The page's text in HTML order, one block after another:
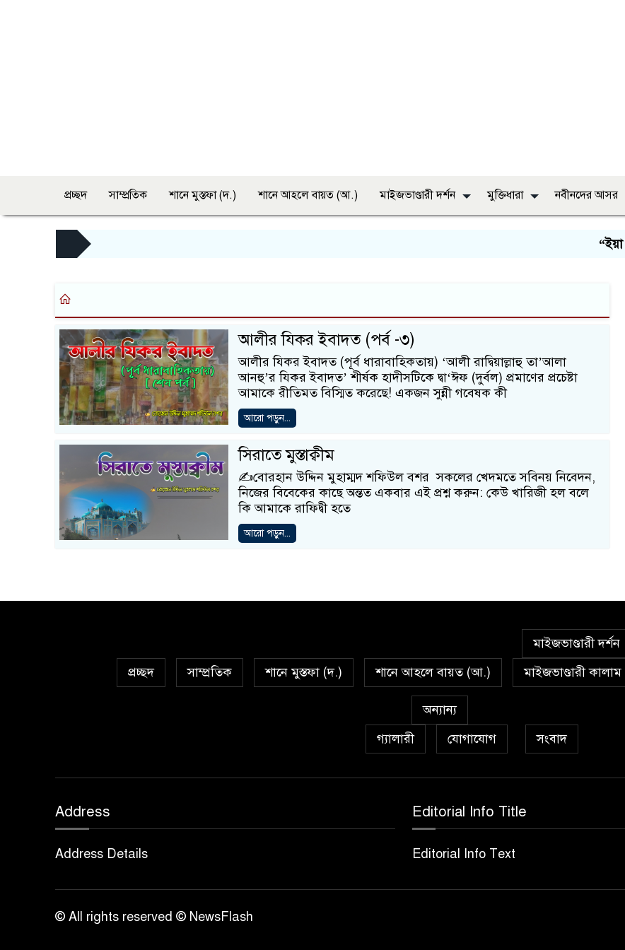
প্রচ্ছদ সাম্প্রতিক শানে মুস্তফা (দ.) শানে আহলে বায়ত (আ.) মাইজভাণ্ডারী দর্শন মুক্তিধারা নবীনদের আসর
“ইয়া
আলীর যিকর ইবাদত (পর্ব -৩)
আলীর যিকর ইবাদত (পূর্ব ধারাবাহিকতায়) ‘আলী রাদ্বিয়াল্লাহু তা’আলা
আনহু’র যিকর ইবাদত’ শীর্ষক হাদীসটিকে দ্বা‘ঈফ (দুর্বল) প্রমাণের প্রচেষ্টা
আমাকে রীতিমত বিস্মিত করেছে! একজন সুন্নী গবেষক কী
আরো পড়ুন...
সিরাতে মুস্তাক্বীম
✍️বোরহান উদ্দিন মুহাম্মদ শফিউল বশর সকলের খেদমতে সবিনয় নিবেদন,
নিজের বিবেকের কাছে অন্তত একবার এই প্রশ্ন করুন: কেউ খারিজী হল বলে
কি আমাকে রাফিদ্বী হতে
আরো পড়ুন...
প্রচ্ছদ সাম্প্রতিক শানে মুস্তফা (দ.) শানে আহলে বায়ত (আ.)
মাইজভাণ্ডারী দর্শন
মাইজভাণ্ডারী কালাম
অন্যান্য
গ্যালারী
যোগাযোগ সংবাদ
Address
Address Details
Editorial Info Title
Editorial Info Text
© All rights reserved © NewsFlash